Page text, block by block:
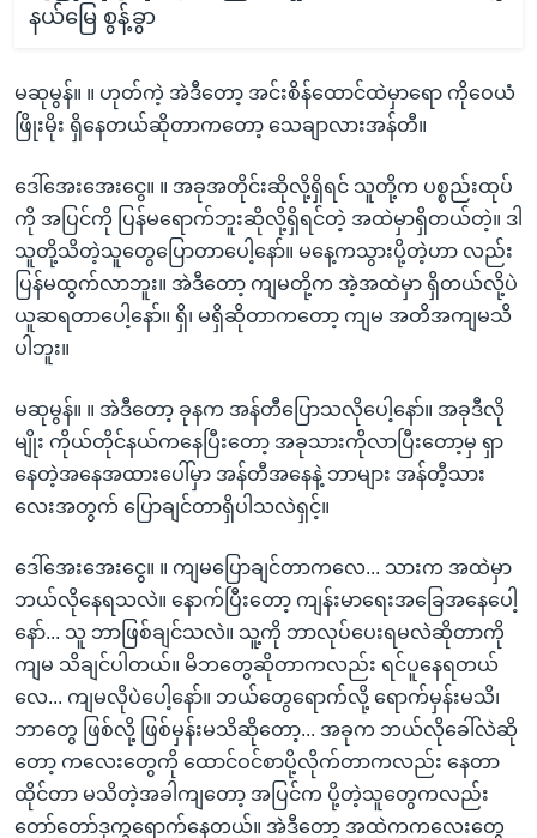
နယ်မြေ စွန့်ခွာ
မဆုမွန်။ ။ ဟုတ်ကဲ့ အဲဒီတော့ အင်းစိန်ထောင်ထဲမှာရော ကိုဝေယံ
ဖြိုးမိုး ရှိနေတယ်ဆိုတာကတော့ သေချာလားအန်တီ။
ဒေါ်အေးအေးငွေ။ ။ အခုအတိုင်းဆိုလို့ရှိရင် သူတို့က ပစ္စည်းထုပ်
ကို အပြင်ကို ပြန်မရောက်ဘူးဆိုလို့ရှိရင်တဲ့ အထဲမှာရှိတယ်တဲ့။ ဒါ
သူတို့သိတဲ့သူတွေပြောတာပေါ့နော်။ မနေ့ကသွားပို့တဲ့ဟာ လည်း
ပြန်မထွက်လာဘူး။ အဲဒီတော့ ကျမတို့က အဲ့အထဲမှာ ရှိတယ်လို့ပဲ
ယူဆရတာပေါ့နော်။ ရှိ၊ မရှိဆိုတာကတော့ ကျမ အတိအကျမသိ
ပါဘူး။
မဆုမွန်။ ။ အဲဒီတော့ ခုနက အန်တီပြောသလိုပေါ့နော်။ အခုဒီလို
မျိုး ကိုယ်တိုင်နယ်ကနေပြီးတော့ အခုသားကိုလာပြီးတော့မှ ရှာ
နေတဲ့အနေအထားပေါ်မှာ အန်တီအနေနဲ့ ဘာများ အန်တီ့သား
လေးအတွက် ပြောချင်တာရှိပါသလဲရှင့်။
ဒေါ်အေးအေးငွေ။ ။ ကျမပြောချင်တာကလေ... သားက အထဲမှာ
ဘယ်လိုနေရသလဲ။ နောက်ပြီးတော့ ကျန်းမာရေးအခြေအနေပေါ့
နော်... သူ ဘာဖြစ်ချင်သလဲ။ သူ့ကို ဘာလုပ်ပေးရမလဲဆိုတာကို
ကျမ သိချင်ပါတယ်။ မိဘတွေဆိုတာကလည်း ရင်ပူနေရတယ်
လေ... ကျမလိုပဲပေါ့နော်။ ဘယ်တွေရောက်လို့ ရောက်မှန်းမသိ၊
ဘာတွေ ဖြစ်လို့ ဖြစ်မှန်းမသိဆိုတော့... အခုက ဘယ်လိုခေါ်လဲဆို
တော့ ကလေးတွေကို ထောင်ဝင်စာပို့လိုက်တာကလည်း နေတာ
ထိုင်တာ မသိတဲ့အခါကျတော့ အပြင်က ပို့တဲ့သူတွေကလည်း
တော်တော်ဒုက္ခရောက်နေတယ်။ အဲဒီတော့ အထဲကကလေးတွေ